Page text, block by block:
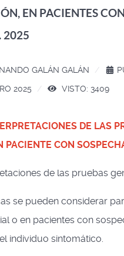
EN PACIENTES
2025
GALÁN GALÁN
2025
VISTO: 3409
DE LAS
PACIENTE CON
de las pruebas
se pueden considerar
o en pacientes con
individuo sintomático.